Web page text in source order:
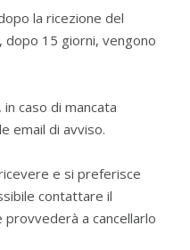
la ricezione del
15 giorni, vengono
in caso di mancata
email di avviso.
e si preferisce
contattare il
a cancellarlo